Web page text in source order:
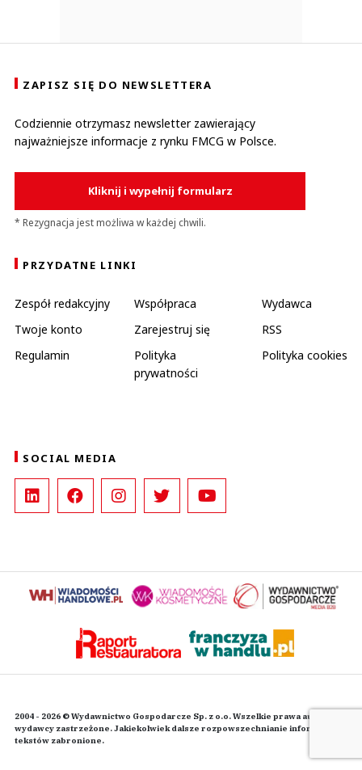
ZAPISZ SIĘ DO NEWSLETTERA
Codziennie otrzymasz newsletter zawierający
najważniejsze informacje z rynku FMCG w Polsce.
Kliknij i wypełnij formularz
* Rezygnacja jest możliwa w każdej chwili.
PRZYDATNE LINKI
Zespół redakcyjny Współpraca
Wydawca
Twoje konto
Zarejestruj się
RSS
Regulamin
Polityka
prywatności
Polityka cookies
SOCIAL MEDIA
2004 - 2026 © Wydawnictwo Gospodarcze Sp. z o.o. Wszelkie prawa autorskie
wydawcy zastrzeżone. Jakiekolwiek dalsze rozpowszechnianie informacji i
tekstów zabronione.